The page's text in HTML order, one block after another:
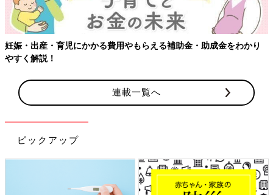
育児にかかる費用やもらえる補助金・助成金をわかり
連載一覧へ
ピックアップ